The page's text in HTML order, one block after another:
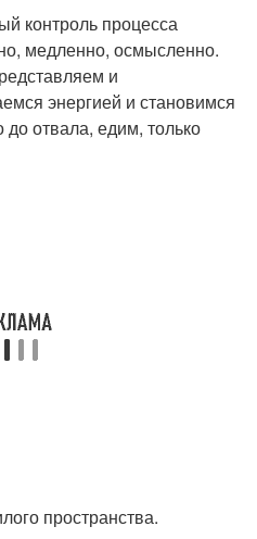
контроль процесса
медленно, осмысленно.
и
энергией и становимся
отвала, едим, только
пространства.